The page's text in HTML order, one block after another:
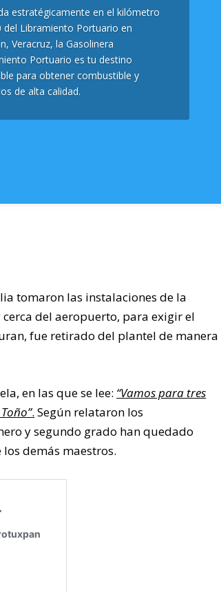
estratégicamente en el kilómetro
del Libramiento Portuario en
Veracruz, la Gasolinera
Portuario es tu destino
para obtener combustible y
de alta calidad.
tomaron las instalaciones de la
del aeropuerto, para exigir el
fue retirado del plantel de manera
en las que se lee: “Vamos para tres
. Según relataron los
y segundo grado han quedado
demás maestros.